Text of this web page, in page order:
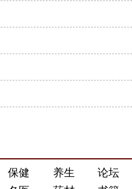
保健 养生
论坛